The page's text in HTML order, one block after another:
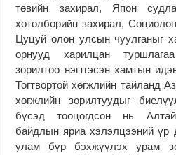
төвийн захирал, Япон
хөтөлбөрийн захирал,
Цуцуй олон улсын чуулганыг
орнууд харилцан
зорилтоо нэгтгэсэн хамтын
Тогтвортой хөгжлийн тайланд
хөгжлийн зорилтуудыг
бүсэд тооцогдсон нь
байдлын яриа хэлэлцээний үр
улам бүр бэхжүүлэх урам